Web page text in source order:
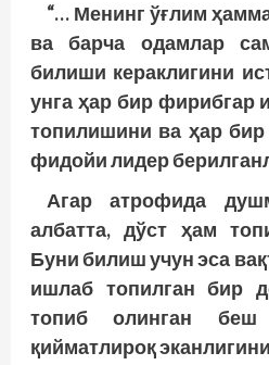
“… Менинг ўғлим
ва барча одамлар
билиши кераклигини
унга ҳар бир фирибгар
топилишини ва ҳар бир
фидойи лидер
Агар атрофида
албатта, дўст ҳам
Буни билиш учун эса
ишлаб топилган бир
топиб олинган беш
қийматлироқ